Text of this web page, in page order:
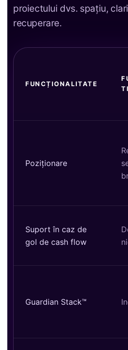
proiectului dvs. spațiu,
recuperare.
FUNCȚIONALITATE
Poziționare
Suport în caz de
gol de cash flow
Guardian Stack™